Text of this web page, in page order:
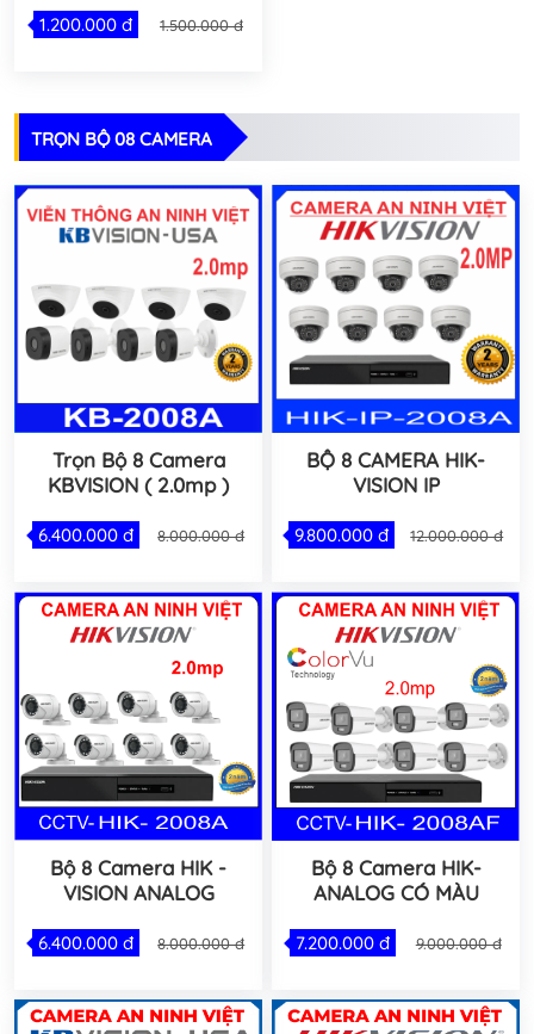
1.200.000 đ 1.500.000 đ
TRỌN BỘ 08 CAMERA
Trọn Bộ 8 Camera
KBVISION ( 2.0mp )
6.400.000 đ 8.000.000 đ
BỘ 8 CAMERA HIK-
VISION IP
9.800.000 đ 12.000.000 đ
Bộ 8 Camera HIK -
VISION ANALOG
6.400.000 đ 8.000.000 đ
Bộ 8 Camera HIK-
ANALOG CÓ MÀU
7.200.000 đ 9.000.000 đ